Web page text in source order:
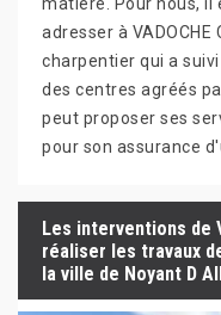
adresser à
charpentier qui a
des centres agréés
peut proposer ses
pour son assurance
Les interventions de
réaliser les travaux
la ville de Noyant D